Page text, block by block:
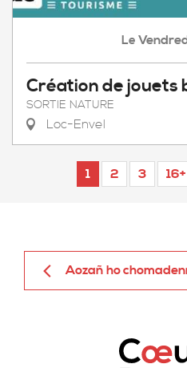
Le
Création de jouets
SORTIE NATURE
Loc-Envel
1 2 3 16+
Aozañ ho